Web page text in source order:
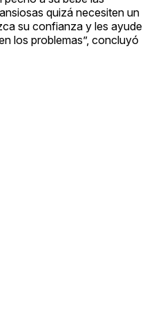
quizá necesiten un
su confianza y les ayude
los problemas”, concluyó